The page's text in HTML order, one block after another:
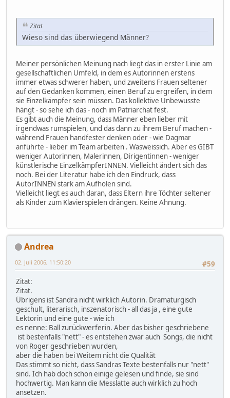
Zitat
Wieso sind das überwiegend Männer?
Meiner persönlichen Meinung nach liegt das in erster Linie am
gesellschaftlichen Umfeld, in dem es Autorinnen erstens
immer etwas schwerer haben, und zweitens Frauen seltener
auf den Gedanken kommen, einen Beruf zu ergreifen, in dem
sie Einzelkämpfer sein müssen. Das kollektive Unbewusste
hängt - so sehe ich das - noch im Patriarchat fest.
Es gibt auch die Meinung, dass Männer eben lieber mit
irgendwas rumspielen, und das dann zu ihrem Beruf machen -
während Frauen handfester denken oder - wie Dagmar
anführte - lieber im Team arbeiten . Wasweissich. Aber es GIBT
weniger Autorinnen, Malerinnen, Dirigentinnen - weniger
künstlerische EinzelkämpferINNEN. Vielleicht ändert sich das
noch. Bei der Literatur habe ich den Eindruck, dass
AutorINNEN stark am Aufholen sind.
Vielleicht liegt es auch daran, dass Eltern ihre Töchter seltener
als Kinder zum Klavierspielen drängen. Keine Ahnung.
Andrea
#59
02. Juli 2006, 11:50:20
Zitat:
Zitat.
Übrigens ist Sandra nicht wirklich Autorin. Dramaturgisch
geschult, literarisch, inszenatorisch - all das ja , eine gute
Lektorin und eine gute - wie ich
es nenne: Ball zurückwerferin. Aber das bisher geschriebene
ist bestenfalls "nett" - es entstehen zwar auch Songs, die nicht
von Roger geschrieben wurden,
aber die haben bei Weitem nicht die Qualität
Das stimmt so nicht, dass Sandras Texte bestenfalls nur "nett"
sind. Ich hab doch schon einige gelesen und finde, sie sind
hochwertig. Man kann die Messlatte auch wirklich zu hoch
ansetzen.